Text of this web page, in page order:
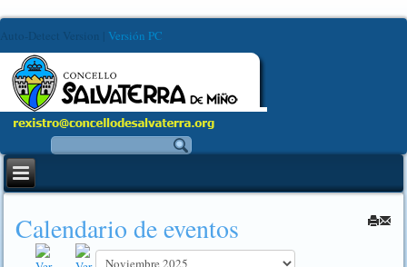
Auto-Detect Version Versión PC
Calendario de eventos